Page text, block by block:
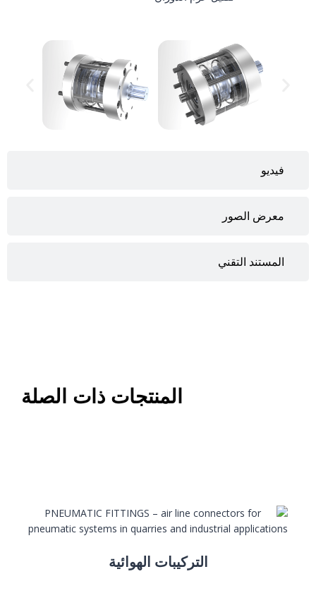
فيديو
معرض الصور
المستند التقني
المنتجات ذات الصلة
التركيبات الهوائية